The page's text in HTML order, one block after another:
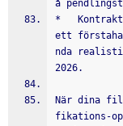
å
*
ett
nda
2026.
När dina
fikations-